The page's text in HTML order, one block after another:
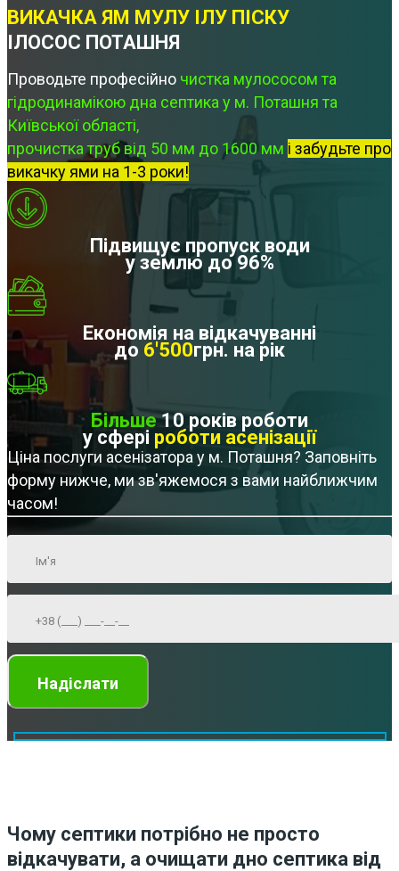
ВИКАЧКА ЯМ МУЛУ ІЛУ ПІСКУ
ІЛОСОС ПОТАШНЯ
Проводьте професійно чистка мулососом та
гідродинамікою дна септика у м. Поташня та
Київської області,
прочистка труб від 50 мм до 1600 мм і забудьте про
викачку ями на 1-3 роки!
Підвищує пропуск води
у землю до 96%
Економія на відкачуванні
до 6'500грн. на рік
Більше10 років роботи
у сфері роботи асенізації
Ціна послуги асенізатора у м. Поташня? Заповніть
форму нижче, ми зв'яжемося з вами найближчим
часом!
Чому септики потрібно не просто
відкачувати, а очищати дно септика від